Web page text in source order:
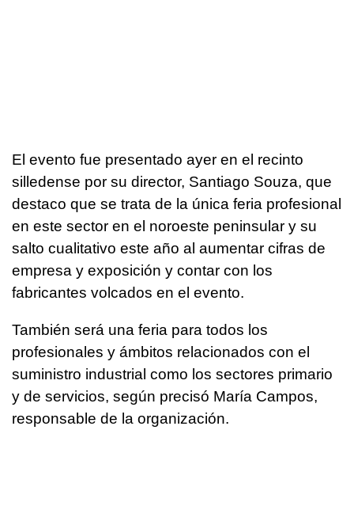
El evento fue presentado ayer en el recinto
silledense por su director, Santiago Souza, que
destaco que se trata de la única feria profesional
en este sector en el noroeste peninsular y su
salto cualitativo este año al aumentar cifras de
empresa y exposición y contar con los
fabricantes volcados en el evento.
También será una feria para todos los
profesionales y ámbitos relacionados con el
suministro industrial como los sectores primario
y de servicios, según precisó María Campos,
responsable de la organización.